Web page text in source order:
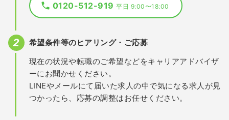
0120-512-919平日 9:00〜18:00
希望条件等のヒアリング・ご応募
現在の状況や転職のご希望などをキャリアアドバイザ
ーにお聞かせください。
LINEやメールにて届いた求人の中で気になる求人が見
つかったら、応募の調整はお任せください。